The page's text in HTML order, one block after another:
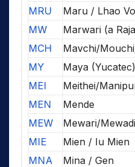
MRU
Maru / Lhao Vo
MW
Marwari (a
MCH
Mavchi/
MY
Maya (Yucatec)
MEI
Meithei/
MEN
Mende
MEW
Mewari/
MIE
Mien / Iu Mien
MNA
Mina / Gen